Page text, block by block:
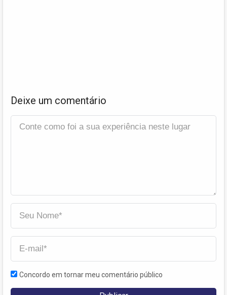
Deixe um comentário
Concordo em tornar meu comentário público